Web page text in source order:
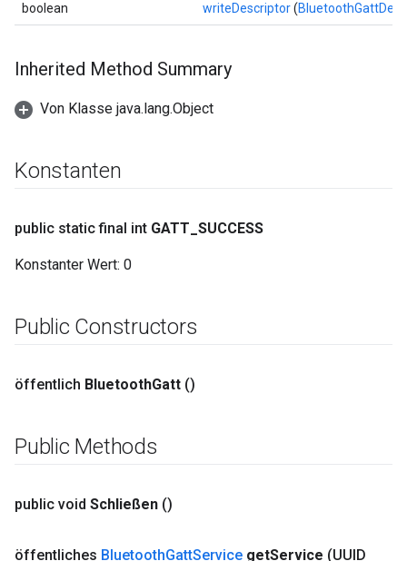
boolean writeDescriptor(
Inherited Method Summary
Von Klasse java.lang.Object
Konstanten
public static final int GATT SUCCESS
Konstanter Wert: 0
Public Constructors
öffentlich BluetoothGatt ()
Public Methods
public void Schließen ()
öffentliches BluetoothGattService getService (UUID